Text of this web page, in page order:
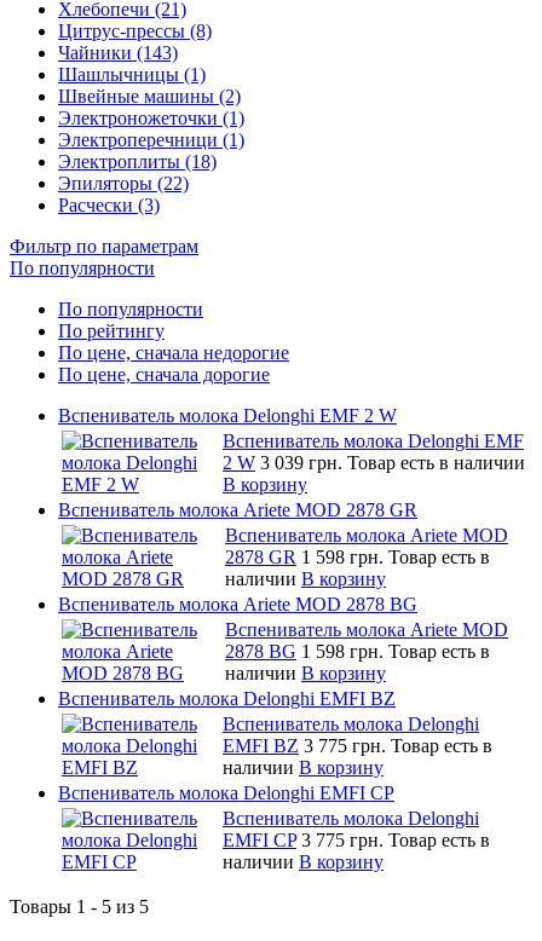
Хлебопечи (21)
Цитрус-прессы (8)
Чайники (143)
Шашлычницы (1)
Швейные машины (2)
Электроножеточки (1)
Электроперечници (1)
Электроплиты (18)
Эпиляторы (22)
Расчески (3)
Фильтр по параметрам
По популярности
По популярности
По рейтингу
По цене, сначала недорогие
По цене, сначала дорогие
Вспениватель молока Delonghi EMF 2 W
Вспениватель молока Delonghi EMF
2 W 3 039 грн. Товар есть в наличии
В корзину
Вспениватель молока Ariete MOD 2878 GR
Вспениватель молока Ariete MOD
2878 GR 1 598 грн. Товар есть в
наличии В корзину
Вспениватель молока Ariete MOD 2878 BG
Вспениватель молока Ariete MOD
2878 BG 1 598 грн. Товар есть в
наличии В корзину
Вспениватель молока Delonghi EMFI BZ
Вспениватель молока Delonghi
EMFI BZ 3 775 грн. Товар есть в
наличии В корзину
Вспениватель молока Delonghi EMFI CP
Вспениватель молока Delonghi
EMFI CP 3 775 грн. Товар есть в
наличии В корзину
Товары 1 - 5 из 5